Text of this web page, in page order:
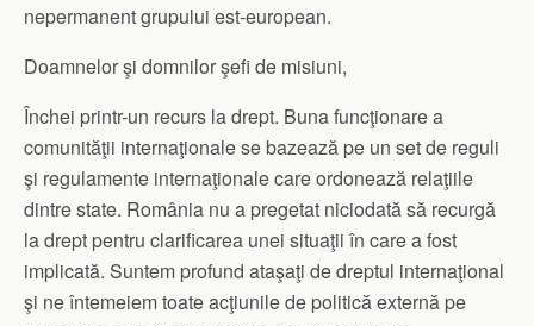
nepermanent grupului est-european.
Doamnelor şi domnilor şefi de misiuni,
Închei printr-un recurs la drept. Buna funcţionare a
comunităţii internaţionale se bazează pe un set de reguli
şi regulamente internaţionale care ordonează relaţiile
dintre state. România nu a pregetat niciodată să recurgă
la drept pentru clarificarea unei situaţii în care a fost
implicată. Suntem profund ataşaţi de dreptul internaţional
şi ne întemeiem toate acţiunile de politică externă pe